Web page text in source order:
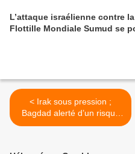
L’attaque israélienne contre la
Flottille Mondiale Sumud se
< Irak sous pression ;
Bagdad alerté d’un risque
imminent de frappes